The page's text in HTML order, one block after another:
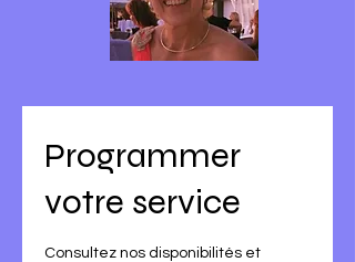
Programmer
votre service
Consultez nos disponibilités et